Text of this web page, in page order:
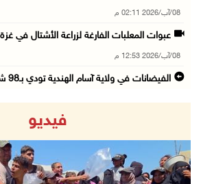
08/آب/2026 02:11 م
عبوات المعلبات الفارغة لزراعة الأشتال في غزة
08/آب/2026 12:53 م
الفيضانات في ولاية آسام الهندية تودي بـ98 شخص ...
الاحتلال يتوغل في بلدة ميس الجبل جنوب
08/آب/2026 12:39 م
سلطة المياه تطلق مشروعا وطنيا يقود
فيديو